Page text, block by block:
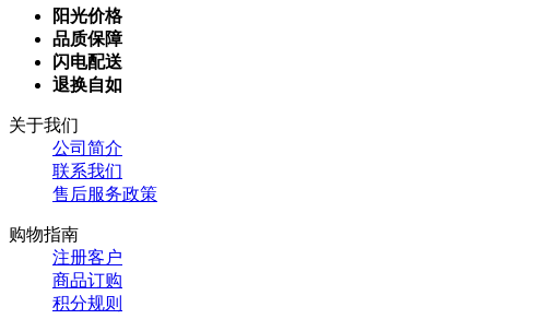
阳光价格
品质保障
闪电配送
退换自如
关于我们
公司简介
联系我们
售后服务政策
购物指南
注册客户
商品订购
积分规则